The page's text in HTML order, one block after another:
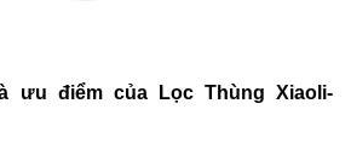
ưu điểm của Lọc Thùng Xiaoli-